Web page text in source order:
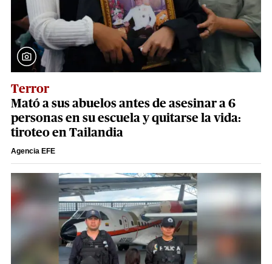
Terror
Mató a sus abuelos antes de asesinar a 6
personas en su escuela y quitarse la vida:
tiroteo en Tailandia
Agencia EFE